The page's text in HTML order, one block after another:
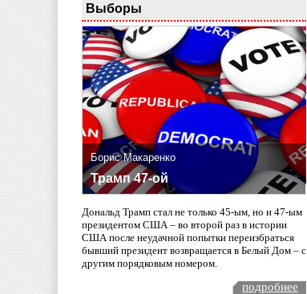
Выборы
Борис Макаренко
Трамп 47-ой
Дональд Трамп стал не только 45-ым, но и 47-ым
президентом США – во второй раз в истории
США после неудачной попытки переизбраться
бывший президент возвращается в Белый Дом – с
другим порядковым номером.
подробнее